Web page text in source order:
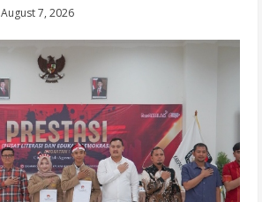
August 7, 2026